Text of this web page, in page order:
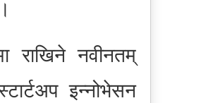
राखिने नवीनतम्
इन्नोभेसन